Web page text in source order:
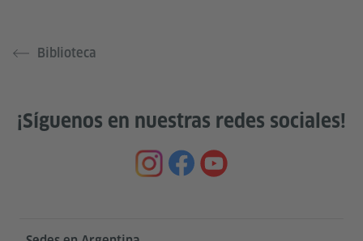
Biblioteca
¡Síguenos en nuestras redes sociales!
Service- und Informationsbereich